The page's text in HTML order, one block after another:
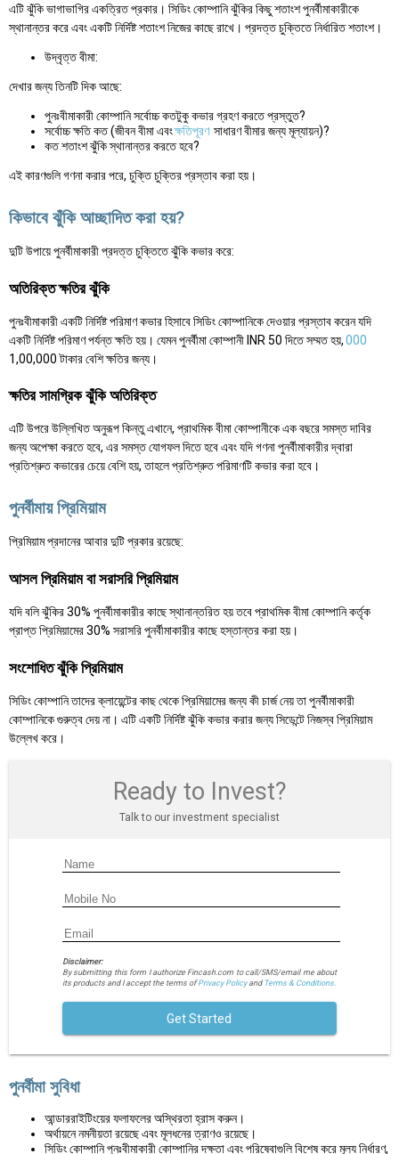
এটি ঝুঁকি ভাগাভাগির একত্রিত প্রকার। সিডিং কোম্পানি ঝুঁকির কিছু শতাংশ পুনর্বীমাকারীকে
স্থানান্তর করে এবং একটি নির্দিষ্ট শতাংশ নিজের কাছে রাখে। প্রদত্ত চুক্তিতে নির্ধারিত শতাংশ।
উদ্বৃত্ত বীমা:
দেখার জন্য তিনটি দিক আছে:
পুনঃবীমাকারী কোম্পানি সর্বোচ্চ কতটুকু কভার গ্রহণ করতে প্রস্তুত?
সর্বোচ্চ ক্ষতি কত (জীবন বীমা এবংক্ষতিপূরণ সাধারণ বীমার জন্য মূল্যায়ন)?
কত শতাংশ ঝুঁকি স্থানান্তর করতে হবে?
এই কারণগুলি গণনা করার পরে, চুক্তি চুক্তির প্রস্তাব করা হয়।
কিভাবে ঝুঁকি আচ্ছাদিত করা হয়?
দুটি উপায়ে পুনর্বীমাকারী প্রদত্ত চুক্তিতে ঝুঁকি কভার করে:
অতিরিক্ত ক্ষতির ঝুঁকি
পুনঃবীমাকারী একটি নির্দিষ্ট পরিমাণ কভার হিসাবে সিডিং কোম্পানিকে দেওয়ার প্রস্তাব করেন যদি
একটি নির্দিষ্ট পরিমাণ পর্যন্ত ক্ষতি হয়। যেমন পুনর্বীমা কোম্পানী INR 50 দিতে সম্মত হয়,000
1,00,000 টাকার বেশি ক্ষতির জন্য।
ক্ষতির সামগ্রিক ঝুঁকি অতিরিক্ত
এটি উপরে উল্লিখিত অনুরূপ কিন্তু এখানে, প্রাথমিক বীমা কোম্পানীকে এক বছরে সমস্ত দাবির
জন্য অপেক্ষা করতে হবে, এর সমস্ত যোগফল দিতে হবে এবং যদি গণনা পুনর্বীমাকারীর দ্বারা
প্রতিশ্রুত কভারের চেয়ে বেশি হয়, তাহলে প্রতিশ্রুত পরিমাণটি কভার করা হবে।
পুনর্বীমায় প্রিমিয়াম
প্রিমিয়াম প্রদানের আবার দুটি প্রকার রয়েছে:
আসল প্রিমিয়াম বা সরাসরি প্রিমিয়াম
যদি বলি ঝুঁকির 30% পুনর্বীমাকারীর কাছে স্থানান্তরিত হয় তবে প্রাথমিক বীমা কোম্পানি কর্তৃক
প্রাপ্ত প্রিমিয়ামের 30% সরাসরি পুনর্বীমাকারীর কাছে হস্তান্তর করা হয়।
সংশোধিত ঝুঁকি প্রিমিয়াম
সিডিং কোম্পানি তাদের ক্লায়েন্টের কাছ থেকে প্রিমিয়ামের জন্য কী চার্জ নেয় তা পুনর্বীমাকারী
কোম্পানিকে গুরুত্ব দেয় না। এটি একটি নির্দিষ্ট ঝুঁকি কভার করার জন্য সিডেন্টে নিজস্ব প্রিমিয়াম
উল্লেখ করে।
Ready to Invest?
Talk to our investment specialist
Disclaimer:
By submitting this form I authorize Fincash.com to call/SMS/email me about
its products and I accept the terms ofPrivacy Policyand Terms & Conditions.
Get Started
পুনর্বীমা সুবিধা
আন্ডাররাইটিংয়ের ফলাফলের অস্থিরতা হ্রাস করুন।
অর্থায়নে নমনীয়তা রয়েছে এবং মূলধনের ত্রাণও রয়েছে।
সিডিং কোম্পানি পুনঃবীমাকারী কোম্পানির দক্ষতা এবং পরিষেবাগুলি বিশেষ করে মূল্য নির্ধারণ,